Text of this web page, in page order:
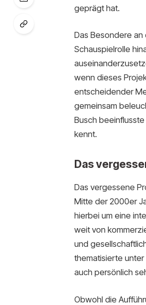
geprägt hat.
Das Besondere
Schauspielrolle
wenn dieses
entscheidender
gemeinsam
Busch
kennt.
Das
Das vergessene
Mitte der 2000er
hierbei um eine
weit von
und
thematisierte unter
auch persönlich
Obwohl die